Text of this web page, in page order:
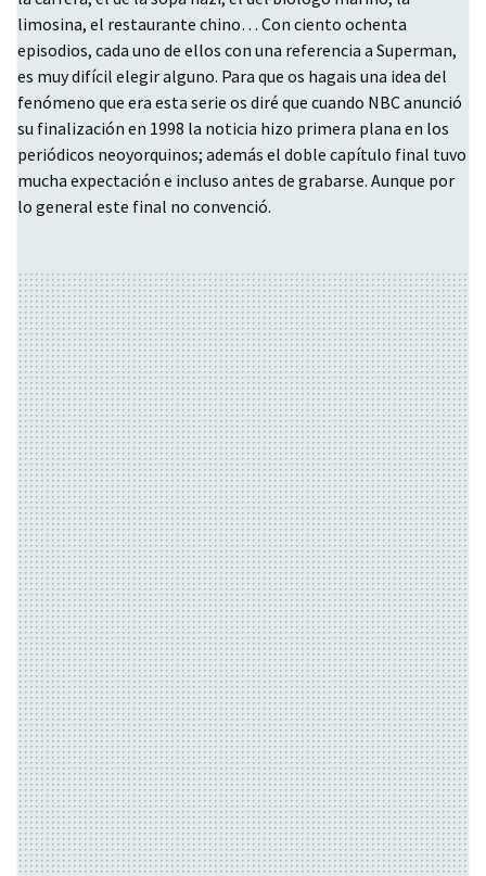
limosina, el restaurante chino… Con ciento ochenta
episodios, cada uno de ellos con una referencia a Superman,
es muy difícil elegir alguno. Para que os hagais una idea del
fenómeno que era esta serie os diré que cuando NBCanunció
su finalización en 1998 la noticia hizo primera plana en los
periódicos neoyorquinos; además el doble capítulo final tuvo
mucha expectación e incluso antes de grabarse. Aunque por
lo general este final no convenció.